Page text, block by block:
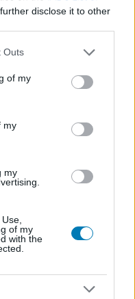
disclose it to other
one or more Google
You may click to
its third-party tags to
in below Google
Outs
of my
my
my
of my
with the
Nem mellékszálként
ennyire jól, mert
alapokat és mernek
a konfliktus is
frissesség és kockázat.
irányba vinni a
komolyabb súlyt
sztori, de pont ezért
újra a G.I. Joe
Conrad Hauser,
amelyekről a világ
venni, és ettől lassan
A Duke kevésbé